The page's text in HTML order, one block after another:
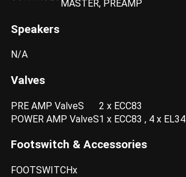
MASTER, PREAMP
Speakers
N/A
Valves
PRE AMP ValveS
2 x ECC83
POWER AMP ValveS1 x ECC83 , 4 x EL34
Footswitch & Accessories
FOOTSWITCHx